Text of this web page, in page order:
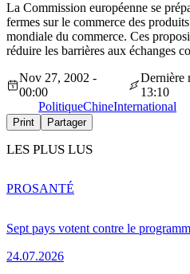
La Commission européenne se
fermes sur le commerce des
mondiale du commerce. Ces
réduire les barrières aux échanges
Nov 27, 2002 -
00:00
Dernière
13:10
PolitiqueChineInternational
Print Partager
LES PLUS LUS
Sept pays votent contre le
24.07.2026
PROSANTÉ